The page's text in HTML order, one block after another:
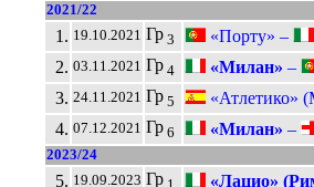
2021/22
1. 19.10.2021 Гр 3
«Порту» –
2. 03.11.2021 Гр 4 «Милан» –
3. 24.11.2021 Гр 5
«Атлетико»
4. 07.12.2021 Гр 6 «Милан» –
2023/24
5. 19.09.2023 Гр
«Лацио»